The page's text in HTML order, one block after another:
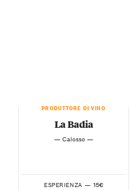
PRODUTTORE DI VINO
La Badia
— Calosso —
ESPERIENZA — 15€